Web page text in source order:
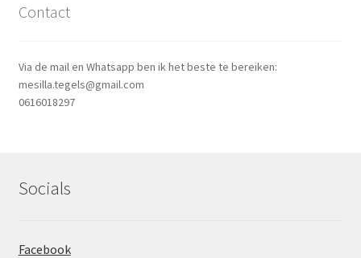
Contact
Via de mail en Whatsapp ben ik het beste te bereiken:
mesilla.tegels@gmail.com
0616018297
Socials
Facebook